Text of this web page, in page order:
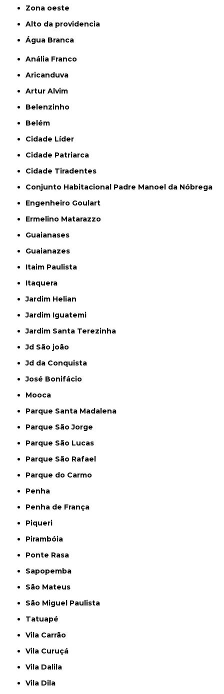
Zona oeste
alto da providencia
Água Branca
Anália Franco
Aricanduva
Artur Alvim
Belenzinho
Belém
Cidade Líder
Cidade Patriarca
Cidade Tiradentes
Conjunto Habitacional Padre Manoel da Nóbrega
Engenheiro Goulart
Ermelino Matarazzo
Guaianases
Guaianazes
Itaim Paulista
Itaquera
Jardim Helian
Jardim Iguatemi
Jardim Santa Terezinha
Jd São joão
Jd da Conquista
José Bonifácio
Mooca
Parque Santa Madalena
Parque São Jorge
Parque São Lucas
Parque São Rafael
Parque do Carmo
Penha
Penha de França
Piqueri
Pirambóia
Ponte Rasa
Sapopemba
São Mateus
São Miguel Paulista
Tatuapé
Vila Carrão
Vila Curuçá
Vila Dalila
Vila Dila